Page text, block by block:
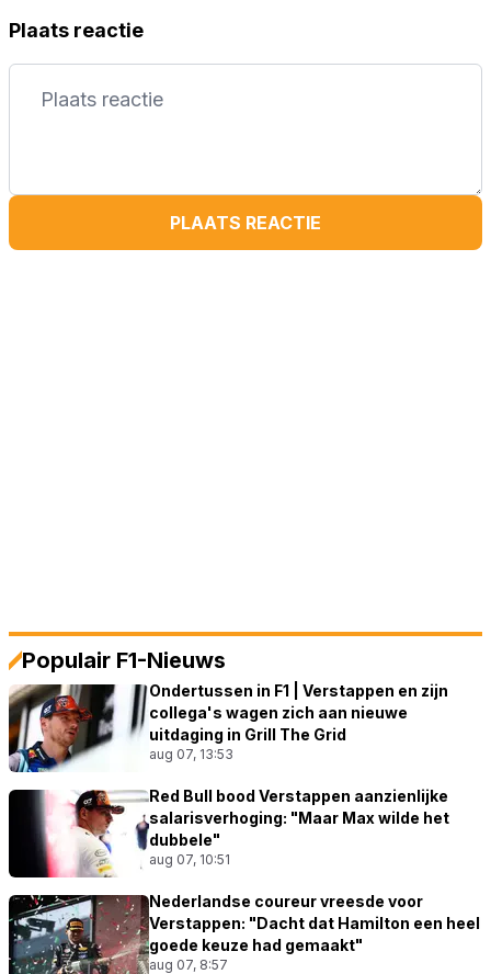
Plaats reactie
PLAATS REACTIE
Populair F1-Nieuws
Ondertussen in F1 | Verstappen en zijn
collega's wagen zich aan nieuwe
uitdaging in Grill The Grid
aug 07, 13:53
Red Bull bood Verstappen aanzienlijke
salarisverhoging: "Maar Max wilde het
dubbele"
aug 07, 10:51
Nederlandse coureur vreesde voor
Verstappen: "Dacht dat Hamilton een heel
goede keuze had gemaakt"
aug 07, 8:57